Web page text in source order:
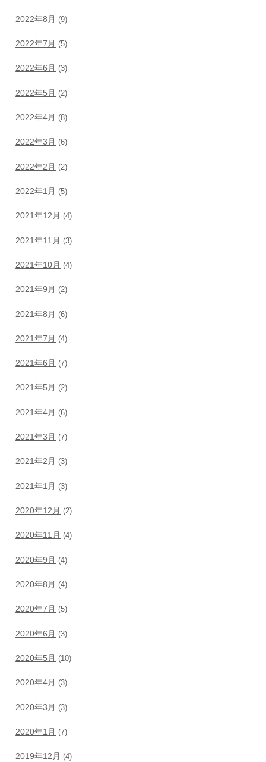
2022年8月 (9)
2022年7月 (5)
2022年6月 (3)
2022年5月 (2)
2022年4月 (8)
2022年3月 (6)
2022年2月 (2)
2022年1月 (5)
2021年12月 (4)
2021年11月 (3)
2021年10月 (4)
2021年9月 (2)
2021年8月 (6)
2021年7月 (4)
2021年6月 (7)
2021年5月 (2)
2021年4月 (6)
2021年3月 (7)
2021年2月 (3)
2021年1月 (3)
2020年12月 (2)
2020年11月 (4)
2020年9月 (4)
2020年8月 (4)
2020年7月 (5)
2020年6月 (3)
2020年5月 (10)
2020年4月 (3)
2020年3月 (3)
2020年1月 (7)
2019年12月 (4)